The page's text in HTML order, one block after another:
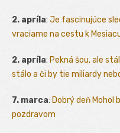
2. apríla: Je fascinujúce
vraciame na cestu k
2. apríla: Pekná šou, ale
stálo a či by tie miliardy
7. marca: Dobrý deň
pozdravom